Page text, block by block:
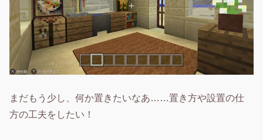
まだもう少し、何か置きたいなあ……置き方や設置の仕
方の工夫をしたい！